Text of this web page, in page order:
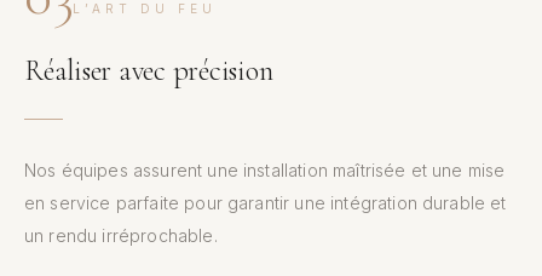
L’ART DU FEU
Réaliser avec précision
Nos équipes assurent une installation maîtrisée et une mise
en service parfaite pour garantir une intégration durable et
un rendu irréprochable.